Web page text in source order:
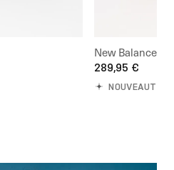
New Balance
289,95 €
NOUVEAUTÉ